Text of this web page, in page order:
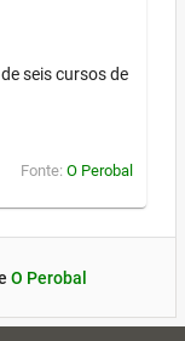
seis cursos de
Fonte: O Perobal
O Perobal